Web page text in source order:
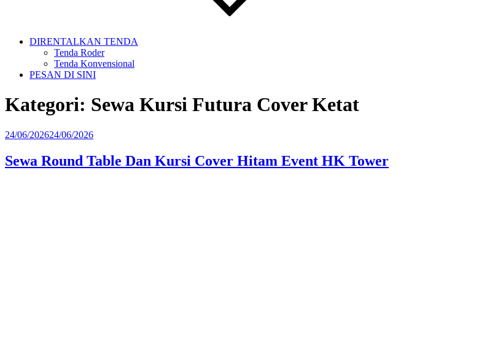
DIRENTALKAN TENDA
Tenda Roder
Tenda Konvensional
PESAN DI SINI
Kategori: Sewa Kursi Futura Cover Ketat
Diposkan
24/06/202624/06/2026
Sewa Round Table Dan Kursi Cover Hitam Event HK Tower